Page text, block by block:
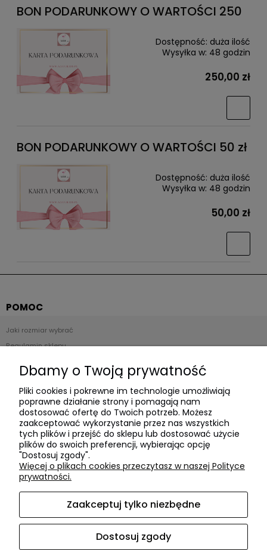
BON PODARUNKOWY O WARTOŚCI 250
Dostępność: duża ilość
Wysyłka w: 48 godzin
250,00 zł
BON PODARUNKOWY O WARTOŚCI 50 zł
Dostępność: duża ilość
Wysyłka w: 48 godzin
50,00 zł
POMOC
Jaki rozmiar wybrać
Regulamin sklepu
Polityka prywatności
Płatności i dostawa
Czas realizacji zamówienia
Czas i koszty dostawy
Formy płatności
O NAS
Współpraca
Dbamy o Twoją prywatność
Pliki cookies i pokrewne im technologie umożliwiają
poprawne działanie strony i pomagają nam
dostosować ofertę do Twoich potrzeb. Możesz
zaakceptować wykorzystanie przez nas wszystkich
tych plików i przejść do sklepu lub dostosować użycie
plików do swoich preferencji, wybierając opcję
"Dostosuj zgody".
Więcej o plikach cookies przeczytasz w naszej Polityce
prywatności.
Zaakceptuj tylko niezbędne
Dostosuj zgody